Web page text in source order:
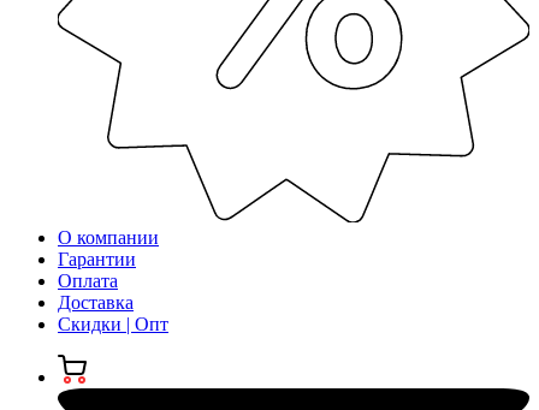
О компании
Гарантии
Оплата
Доставка
Скидки | Опт